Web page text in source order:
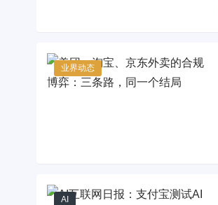
业界动态
AI